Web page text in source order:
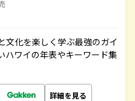
文化を楽しく学ぶ最強のガイ
ハワイの年表やキーワード集
詳細を見る